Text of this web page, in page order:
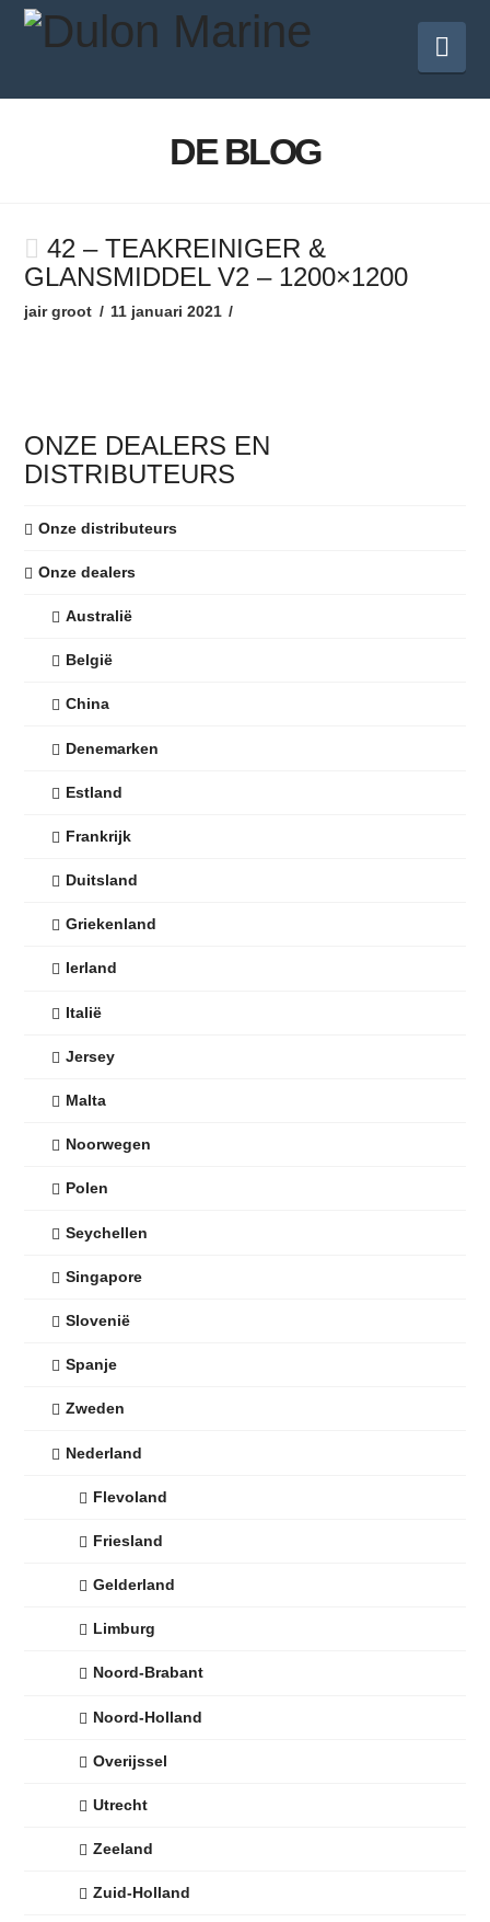
DE BLOG
42 – TEAKREINIGER &
GLANSMIDDEL V2 – 1200×1200
jair groot 11 januari 2021
ONZE DEALERS EN
DISTRIBUTEURS
Onze distributeurs
Onze dealers
Australië
België
China
Denemarken
Estland
Frankrijk
Duitsland
Griekenland
Ierland
Italië
Jersey
Malta
Noorwegen
Polen
Seychellen
Singapore
Slovenië
Spanje
Zweden
Nederland
Flevoland
Friesland
Gelderland
Limburg
Noord-Brabant
Noord-Holland
Overijssel
Utrecht
Zeeland
Zuid-Holland